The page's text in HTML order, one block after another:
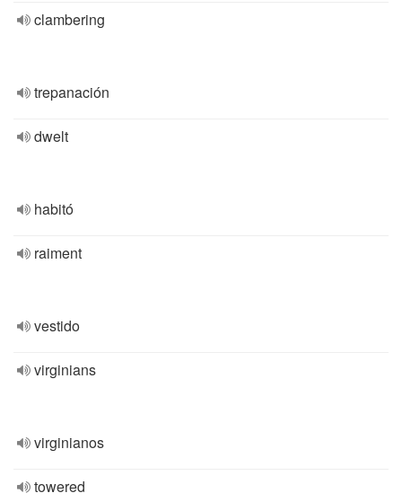
clambering
trepanación
dwelt
habitó
raiment
vestido
virginians
virginianos
towered